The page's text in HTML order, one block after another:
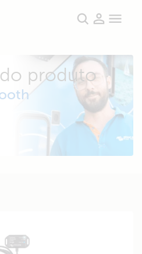
produto